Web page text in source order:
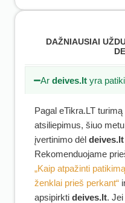
DAŽNIAUSIAI
Ardeives.lt yra
Pagal eTikra.LT
atsiliepimus, šiuo
įvertinimo dėl deives.lt
Rekomenduojame
„Kaip atpažinti
ženklai prieš perkant“
apsipirkti deives.lt.